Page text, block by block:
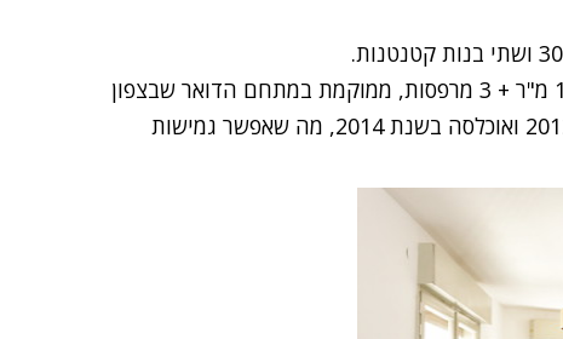
דירת ארבעה חדרים בשטח של 104 מ"ר + 3 מרפסות, ממוקמת במתחם הדואר שבצפון
יפו. הדירה נקנתה על הנייר במהלך שנת 2012 ואוכלסה בשנת 2014, מה שאפשר גמישות